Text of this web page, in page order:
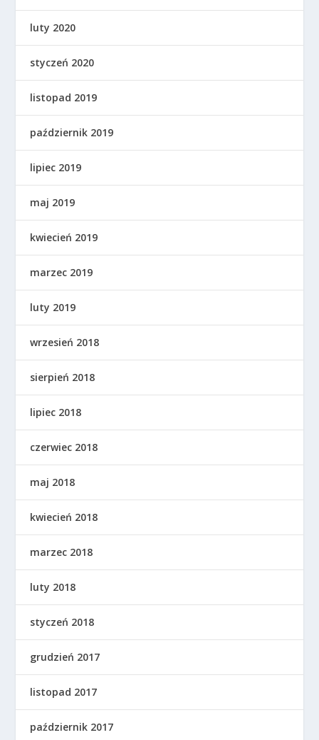
luty 2020
styczeń 2020
listopad 2019
październik 2019
lipiec 2019
maj 2019
kwiecień 2019
marzec 2019
luty 2019
wrzesień 2018
sierpień 2018
lipiec 2018
czerwiec 2018
maj 2018
kwiecień 2018
marzec 2018
luty 2018
styczeń 2018
grudzień 2017
listopad 2017
październik 2017